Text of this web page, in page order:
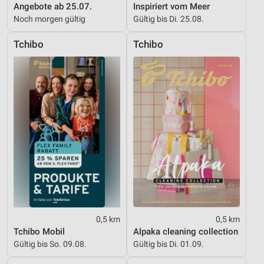
Angebote ab 25.07.
Noch morgen gültig
Inspiriert vom Meer
Gültig bis Di. 25.08.
Tchibo
0,5 km
Tchibo Mobil
Gültig bis So. 09.08.
Tchibo
0,5 km
Alpaka cleaning collection
Gültig bis Di. 01.09.
Erstellung von Profilen zur Personalisierung
von Inhalten
Verwendung von Profilen zur Auswahl
personalisierter Inhalte
Messung der Werbeleistung
Messung der Performance von Inhalten
Analyse von Zielgruppen durch Statistiken oder
Kombinationen von Daten aus verschiedenen
Quellen
Entwicklung und Verbesserung der Angebote
Verwendung reduzierter Daten zur Auswahl von
Inhalten
IAB-Besonderheiten:
Verwendung genauer Standortdaten